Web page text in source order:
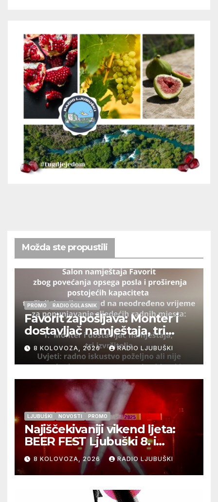
Možda ste propustili
PROMO RADIO OGLASNIK
Favorit zapošljava: Monter i
dostavljač namještaja, tri
izvršitelja
8 KOLOVOZA, 2026 RADIO LJUBUŠKI
LJUBUŠKI NOVOSTI PROMO
Najiščekivaniji vikend ljeta:
BEER FEST Ljubuški 8. i
9.kolovoza
8 KOLOVOZA, 2026 RADIO LJUBUŠKI